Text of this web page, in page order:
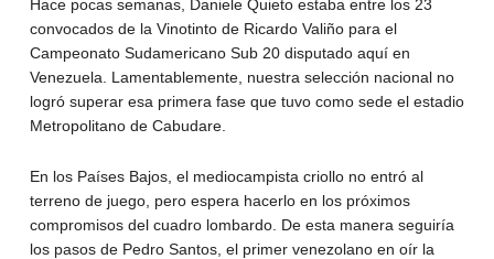
Hace pocas semanas, Daniele Quieto estaba entre los 23
convocados de la Vinotinto de Ricardo Valiño para el
Campeonato Sudamericano Sub 20 disputado aquí en
Venezuela. Lamentablemente, nuestra selección nacional no
logró superar esa primera fase que tuvo como sede el estadio
Metropolitano de Cabudare.
En los Países Bajos, el mediocampista criollo no entró al
terreno de juego, pero espera hacerlo en los próximos
compromisos del cuadro lombardo. De esta manera seguiría
los pasos de Pedro Santos, el primer venezolano en oír la